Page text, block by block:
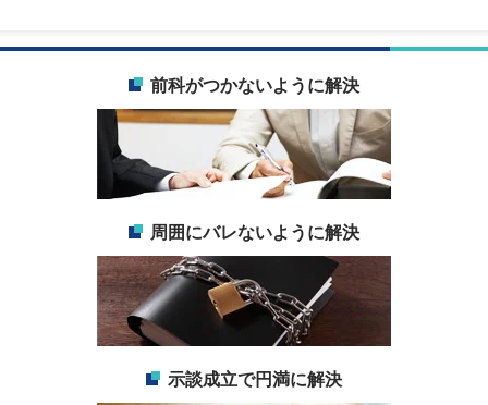
前科がつかないように解決
周囲にバレないように解決
示談成立で円満に解決